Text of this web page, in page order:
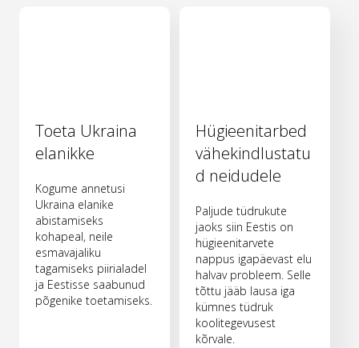
Toeta Ukraina
elanikke
Kogume annetusi
Ukraina elanike
abistamiseks
kohapeal, neile
esmavajaliku
tagamiseks piirialadel
ja Eestisse saabunud
põgenike toetamiseks.
Hügieenitarbed
vähekindlustatu
d neidudele
Paljude tüdrukute
jaoks siin Eestis on
hügieenitarvete
nappus igapäevast elu
halvav probleem. Selle
tõttu jääb lausa iga
kümnes tüdruk
koolitegevusest
kõrvale.